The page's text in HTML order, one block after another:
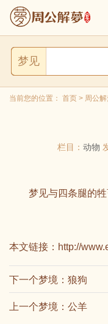
梦见
当前您的位置： 首页 > 周公
栏目： 动物
梦见与四条腿的牲
本文链接： http://
下一个梦境： 狼狗
上一个梦境： 公羊